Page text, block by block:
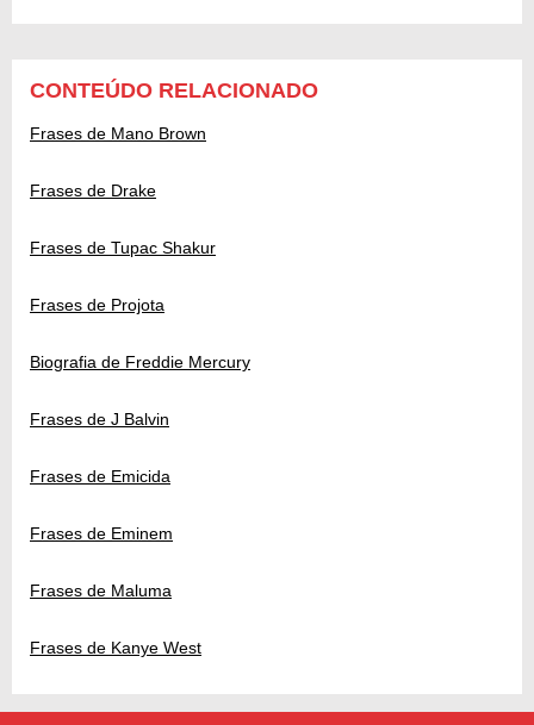
CONTEÚDO RELACIONADO
Frases de Mano Brown
Frases de Drake
Frases de Tupac Shakur
Frases de Projota
Biografia de Freddie Mercury
Frases de J Balvin
Frases de Emicida
Frases de Eminem
Frases de Maluma
Frases de Kanye West